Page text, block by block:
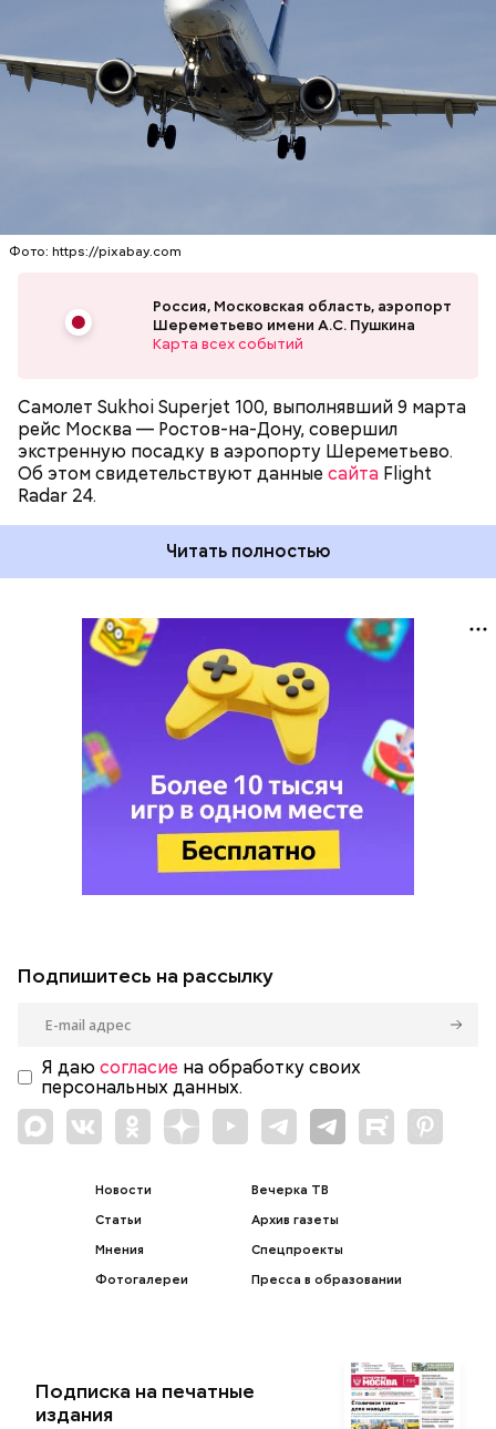
Фото: https://pixabay.com
Россия, Московская область, аэропорт
Шереметьево имени А.С. Пушкина
Карта всех событий
Самолет Sukhoi Superjet 100, выполнявший 9 марта
рейс Москва — Ростов-на-Дону, совершил
экстренную посадку в аэропорту Шереметьево.
Об этом свидетельствуют данные сайта Flight
Radar 24.
со ссылкой на источник в экстренных
службах сообщил, что лайнер вылетел из
аэропорта Шереметьево в 11:00. По
предварительным данным, после вылета у самолета
сработал датчик неисправности. В результате
экипаж воздушного судна принял решение
Читать полностью
АЭРОПОРТ ШЕРЕМЕТЬЕВО САМОЛЕТЫ
Подпишитесь на рассылку
Я даю согласие на обработку своих
персональных данных.
Новости
Статьи
Мнения
Фотогалереи
Вечерка ТВ
Архив газеты
Спецпроекты
Пресса в образовании
Подписка на печатные
издания